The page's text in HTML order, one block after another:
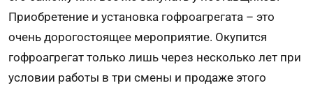
Приобретение и установка гофроагрегата – это
очень дорогостоящее мероприятие. Окупится
гофроагрегат только лишь через несколько лет при
условии работы в три смены и продаже этого